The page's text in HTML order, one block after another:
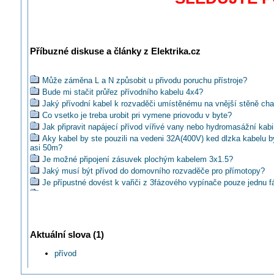
Příbuzné diskuse a články z Elektrika.cz
Může záměna L a N způsobit u přivodu poruchu přístroje?
Bude mi stačit průřez přívodního kabelu 4x4?
Jaký přívodní kabel k rozvaděči umístěnému na vnější stěně
Co vsetko je treba urobit pri vymene priovodu v byte?
Jak připravit napájecí přívod vířivé vany nebo hydromasážní
Aky kabel by ste pouzili na vedeni 32A(400V) ked dlzka kabelu
asi 50m?
Je možné připojení zásuvek plochým kabelem 3x1.5?
Jaký musí být přívod do domovního rozvaděče pro přímotopy?
Je přípustné dovést k vařiči z 3fázového vypínače pouze jednu
Může v případě špatného izolačního stavu přívodu být revize
Má být žz vodič z kabelu připojen na svorkovnici PE a PE pak
připojena na svorkovnici N?
Pro přívod 25A z HDS do elektroměrové skříně prý nestačí CY
Aktuální slova (1)
přívod